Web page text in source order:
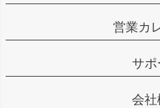
営業カ
サポ
会社